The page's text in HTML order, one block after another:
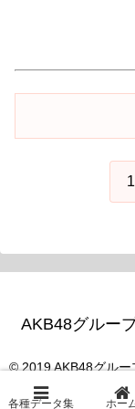
1
AKB48グルー
© 2019 AKB48グル